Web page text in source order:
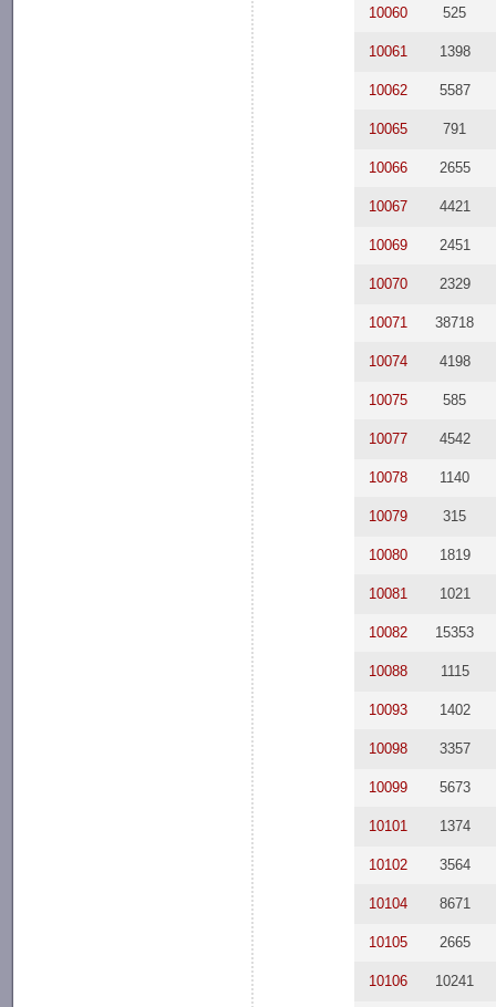
10060 525
10061 1398
10062 5587
10065 791
10066 2655
10067 4421
10069 2451
10070 2329
10071 38718
10074 4198
10075 585
10077 4542
10078 1140
10079 315
10080 1819
10081 1021
10082 15353
10088 1115
10093 1402
10098 3357
10099 5673
10101 1374
10102 3564
10104 8671
10105 2665
10106 10241